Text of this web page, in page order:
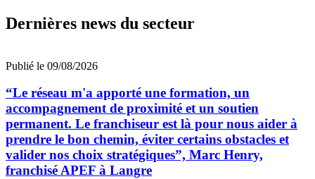
Dernières news du secteur
Publié le 09/08/2026
“Le réseau m'a apporté une formation, un
accompagnement de proximité et un soutien
permanent. Le franchiseur est là pour nous aider à
prendre le bon chemin, éviter certains obstacles et
valider nos choix stratégiques”, Marc Henry,
franchisé APEF à Langre